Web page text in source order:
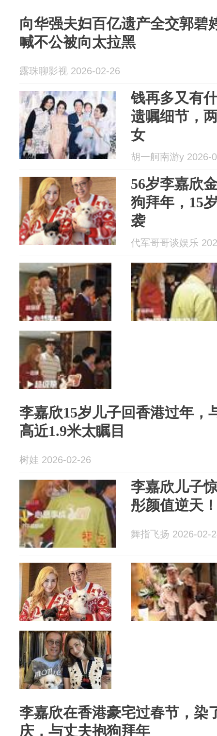
向华强夫妇百亿遗产全交郭碧
喊不公被向太拉黑
露珠聊影视 2026-02-26
钱再多又有
遗嘱细节，
女
胡一舸南游y 2026-
56岁李嘉欣
狗拜年，15
袭
代军哥哥谈娱乐
李嘉欣15岁儿子回香港过年，
高近1.9米太瞩目
树娃 2026-02-26
李嘉欣儿子
彤颜值逆天
舞指飞扬 2026-02-
李嘉欣在香港豪宅过春节，染
庆，与丈夫抱狗拜年